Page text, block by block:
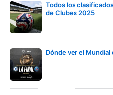
Todos los
de Clubes 2025
Dónde ver el